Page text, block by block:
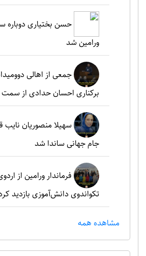
حسن بختیاری دوباره
ورامین شد
جمعی از اهالی
برکناری احسان حدادی از
سهیلا منصوریان نایب
جام جهانی ساندا شد
فرماندار ورامین از
تکواندوی دانش‌آموزی بازدید
مشاهده همه